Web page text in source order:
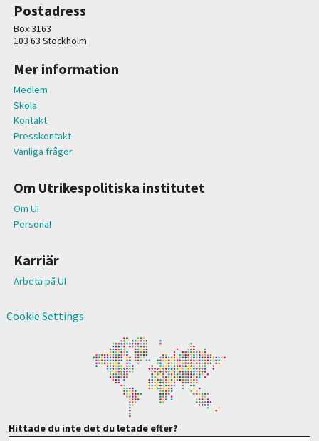
Postadress
Box 3163
103 63 Stockholm
Mer information
Medlem
Skola
Kontakt
Presskontakt
Vanliga frågor
Om Utrikespolitiska institutet
Om UI
Personal
Karriär
Arbeta på UI
Cookie Settings
Hittade du inte det du letade efter?